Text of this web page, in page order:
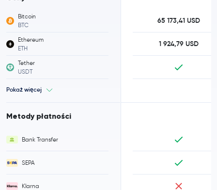
Bitcoin
BTC
Ethereum
ETH
Tether
USDT
Pokaż więcej
Metody płatności
Bank Transfer
SEPA
Klarna
65 173,41 USD
1 924,79 USD